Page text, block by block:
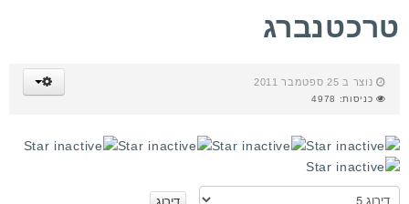
טרכטנברג
נוצר ב 25 ספטמבר 2011
כניסות: 4978